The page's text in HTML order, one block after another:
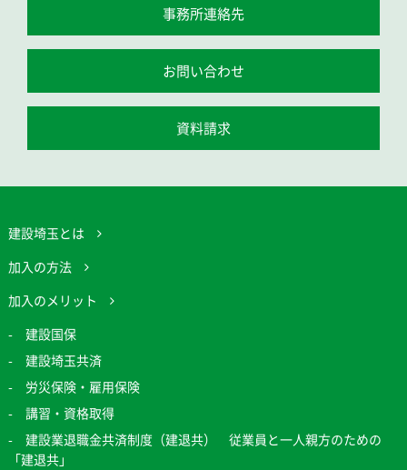
事務所連絡先
お問い合わせ
資料請求
建設埼玉とは
加入の方法
加入のメリット
建設国保
建設埼玉共済
労災保険・雇用保険
講習・資格取得
建設業退職金共済制度（建退共） 従業員と一人親方のための
「建退共」